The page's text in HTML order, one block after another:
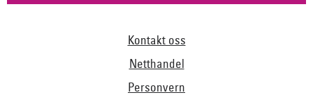
Kontakt oss
Netthandel
Personvern